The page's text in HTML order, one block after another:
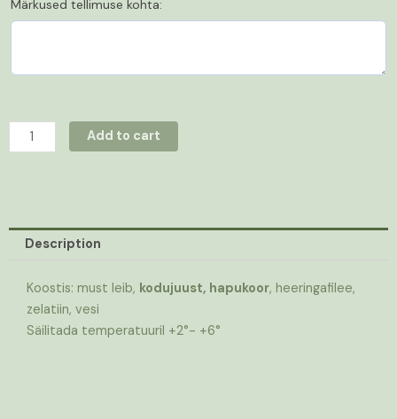
Märkused tellimuse kohta:
quantity
Add to cart
Description
Koostis: must leib, kodujuust, hapukoor, heeringafilee,
zelatiin, vesi
Säilitada temperatuuril +2°- +6°